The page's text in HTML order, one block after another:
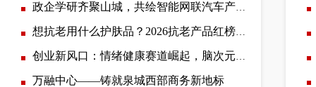
政企学研齐聚山城，共绘智能网联汽车产业新蓝图
想抗老用什么护肤品？2026抗老产品红榜这5款闭眼入
创业新风口：情绪健康赛道崛起，脑次元模式为何成全国创业者优选
万融中心——铸就泉城西部商务新地标